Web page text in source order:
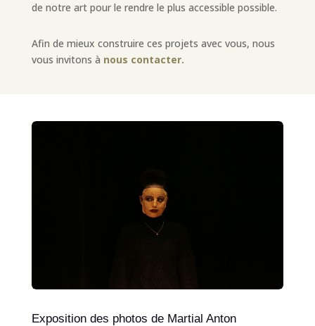
de notre art pour le rendre le plus accessible possible.
Afin de mieux construire ces projets avec vous, nous
vous invitons à nous contacter.
Exposition des photos de Martial Anton